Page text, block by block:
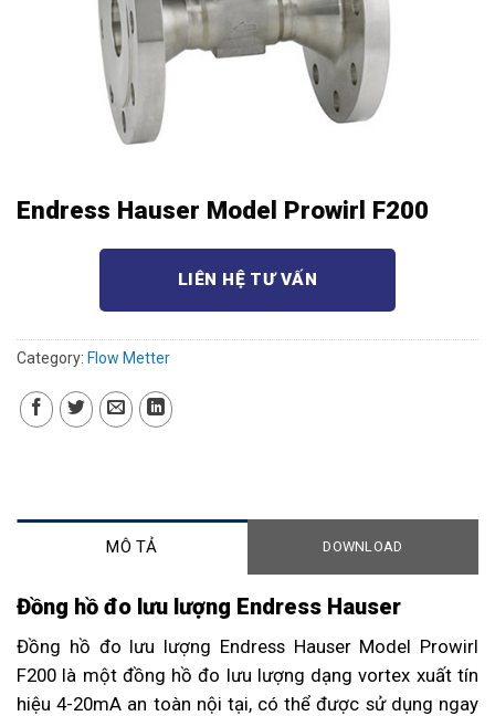
Endress Hauser Model Prowirl F200
LIÊN HỆ TƯ VẤN
Category: Flow Metter
MÔ TẢ DOWNLOAD
Đồng hồ đo lưu lượng Endress Hauser
Đồng hồ đo lưu lượng Endress Hauser Model Prowirl
F200 là một đồng hồ đo lưu lượng dạng vortex xuất tín
hiệu 4-20mA an toàn nội tại, có thể được sử dụng ngay